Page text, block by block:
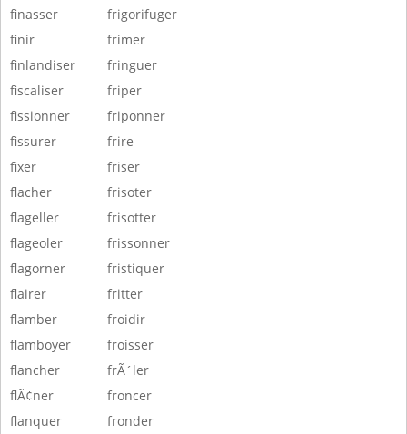
finasser
finir
finlandiser
fiscaliser
fissionner
fissurer
fixer
flacher
flageller
flageoler
flagorner
flairer
flamber
flamboyer
flancher
flÃ¢ner
flanquer
frigorifuger
frimer
fringuer
friper
friponner
frire
friser
frisoter
frisotter
frissonner
fristiquer
fritter
froidir
froisser
frÃ´ler
froncer
fronder